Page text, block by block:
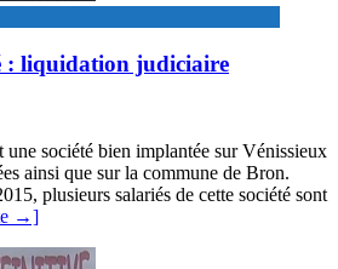
: liquidation judiciaire
une société bien implantée sur Vénissieux
ainsi que sur la commune de Bron.
plusieurs salariés de cette société sont
→]